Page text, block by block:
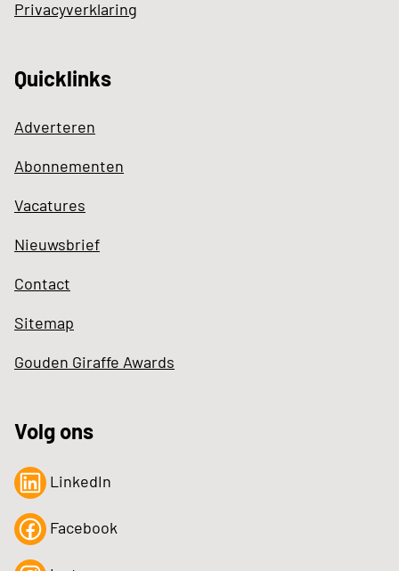
Privacyverklaring
Quicklinks
Adverteren
Abonnementen
Vacatures
Nieuwsbrief
Contact
Sitemap
Gouden Giraffe Awards
Volg ons
LinkedIn
Facebook